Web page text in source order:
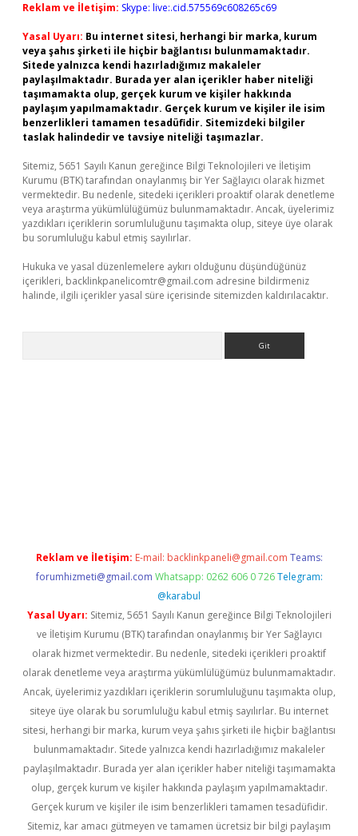
Reklam ve İletişim: Skype: live:.cid.575569c608265c69
Yasal Uyarı: Bu internet sitesi, herhangi bir marka, kurum
veya şahıs şirketi ile hiçbir bağlantısı bulunmamaktadır.
Sitede yalnızca kendi hazırladığımız makaleler
paylaşılmaktadır. Burada yer alan içerikler haber niteliği
taşımamakta olup, gerçek kurum ve kişiler hakkında
paylaşım yapılmamaktadır. Gerçek kurum ve kişiler ile isim
benzerlikleri tamamen tesadüfidir. Sitemizdeki bilgiler
taslak halindedir ve tavsiye niteliği taşımazlar.
Sitemiz, 5651 Sayılı Kanun gereğince Bilgi Teknolojileri ve İletişim
Kurumu (BTK) tarafından onaylanmış bir Yer Sağlayıcı olarak hizmet
vermektedir. Bu nedenle, sitedeki içerikleri proaktif olarak denetleme
veya araştırma yükümlülüğümüz bulunmamaktadır. Ancak, üyelerimiz
yazdıkları içeriklerin sorumluluğunu taşımakta olup, siteye üye olarak
bu sorumluluğu kabul etmiş sayılırlar.
Hukuka ve yasal düzenlemelere aykırı olduğunu düşündüğünüz
içerikleri, backlinkpanelicomtr@gmail.com adresine bildirmeniz
halinde, ilgili içerikler yasal süre içerisinde sitemizden kaldırılacaktır.
Reklam ve İletişim: E-mail: backlinkpaneli@gmail.com Teams:
forumhizmeti@gmail.com Whatsapp: 0262 606 0 726 Telegram:
@karabul
Yasal Uyarı: Sitemiz, 5651 Sayılı Kanun gereğince Bilgi Teknolojileri
ve İletişim Kurumu (BTK) tarafından onaylanmış bir Yer Sağlayıcı
olarak hizmet vermektedir. Bu nedenle, sitedeki içerikleri proaktif
olarak denetleme veya araştırma yükümlülüğümüz bulunmamaktadır.
Ancak, üyelerimiz yazdıkları içeriklerin sorumluluğunu taşımakta olup,
siteye üye olarak bu sorumluluğu kabul etmiş sayılırlar. Bu internet
sitesi, herhangi bir marka, kurum veya şahıs şirketi ile hiçbir bağlantısı
bulunmamaktadır. Sitede yalnızca kendi hazırladığımız makaleler
paylaşılmaktadır. Burada yer alan içerikler haber niteliği taşımamakta
olup, gerçek kurum ve kişiler hakkında paylaşım yapılmamaktadır.
Gerçek kurum ve kişiler ile isim benzerlikleri tamamen tesadüfidir.
Sitemiz, kar amacı gütmeyen ve tamamen ücretsiz bir bilgi paylaşım